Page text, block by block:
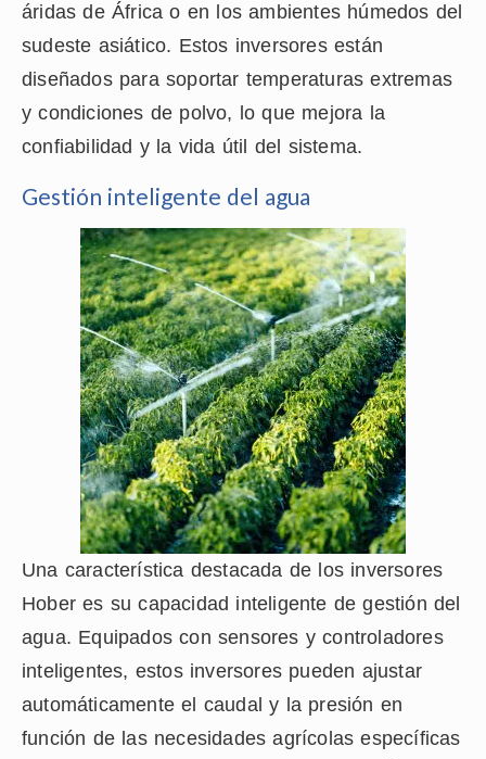
áridas de África o en los ambientes húmedos del
sudeste asiático. Estos inversores están
diseñados para soportar temperaturas extremas
y condiciones de polvo, lo que mejora la
confiabilidad y la vida útil del sistema.
Gestión inteligente del agua
Una característica destacada de los inversores
Hober es su capacidad inteligente de gestión del
agua. Equipados con sensores y controladores
inteligentes, estos inversores pueden ajustar
automáticamente el caudal y la presión en
función de las necesidades agrícolas específicas